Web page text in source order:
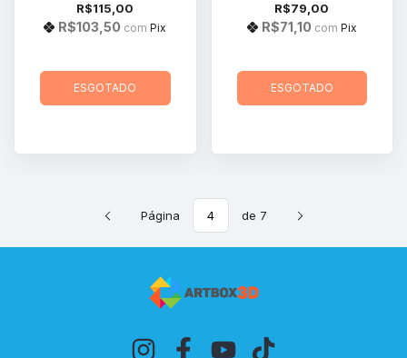
R$115,00
R$103,50 com Pix
ESGOTADO
R$79,00
R$71,10 com Pix
ESGOTADO
Página de 7